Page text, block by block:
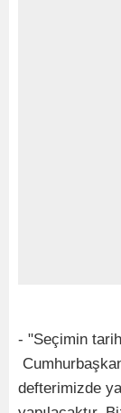
- "Seçimin
defterimizde